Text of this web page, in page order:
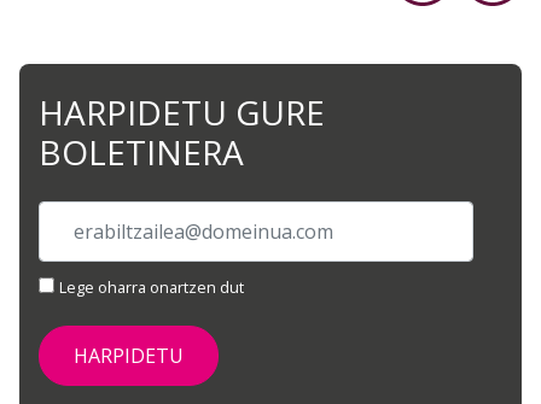
HARPIDETU GURE
BOLETINERA
Lege oharra onartzen dut